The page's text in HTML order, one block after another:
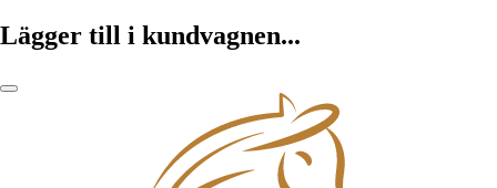
Lägger till i kundvagnen...